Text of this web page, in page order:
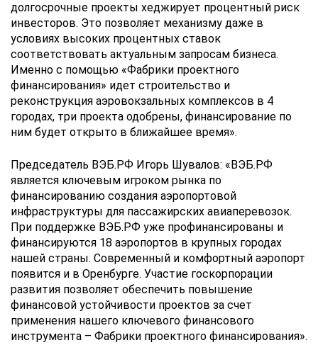
долгосрочные проекты хеджирует процентный риск
инвесторов. Это позволяет механизму даже в
условиях высоких процентных ставок
соответствовать актуальным запросам бизнеса.
Именно с помощью «Фабрики проектного
финансирования» идет строительство и
реконструкция аэровокзальных комплексов в 4
городах, три проекта одобрены, финансирование по
ним будет открыто в ближайшее время».
Председатель ВЭБ.РФ Игорь Шувалов: «ВЭБ.РФ
является ключевым игроком рынка по
финансированию создания аэропортовой
инфраструктуры для пассажирских авиаперевозок.
При поддержке ВЭБ.РФ уже профинансированы и
финансируются 18 аэропортов в крупных городах
нашей страны. Современный и комфортный аэропорт
появится и в Оренбурге. Участие госкорпорации
развития позволяет обеспечить повышение
финансовой устойчивости проектов за счет
применения нашего ключевого финансового
инструмента – Фабрики проектного финансирования».